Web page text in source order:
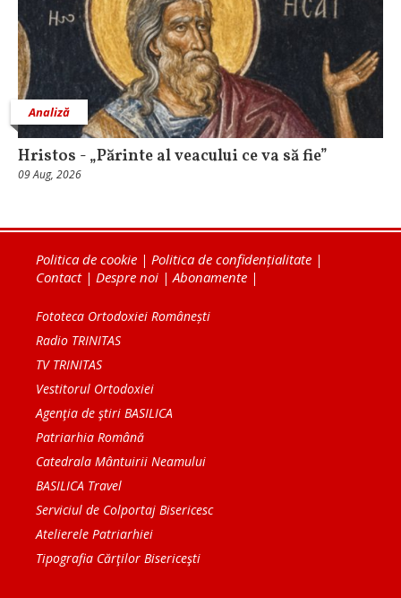
Analiză
Hristos - „Părinte al veacului ce va să fie”
09 Aug, 2026
Politica de cookie | Politica de confidențialitate |
Contact| Despre noi | Abonamente |
Fototeca Ortodoxiei Românești
Radio TRINITAS
TV TRINITAS
Vestitorul Ortodoxiei
Agenţia de ştiri BASILICA
Patriarhia Română
Catedrala Mântuirii Neamului
BASILICA Travel
Serviciul de Colportaj Bisericesc
Atelierele Patriarhiei
Tipografia Cărţilor Bisericeşti